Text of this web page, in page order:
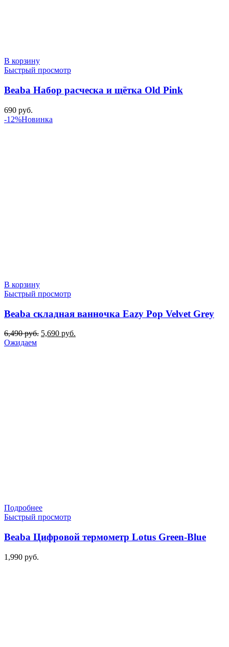
В корзину
Быстрый просмотр
Beaba Набор расческа и щётка Old Pink
690 руб.
-12%Новинка
В корзину
Быстрый просмотр
Beaba складная ванночка Eazy Pop Velvet Grey
6,490руб. Первоначальная
5,690 руб.
Ожидаем
Подробнее
Быстрый просмотр
Beaba Цифровой термометр Lotus Green-Blue
1,990 руб.